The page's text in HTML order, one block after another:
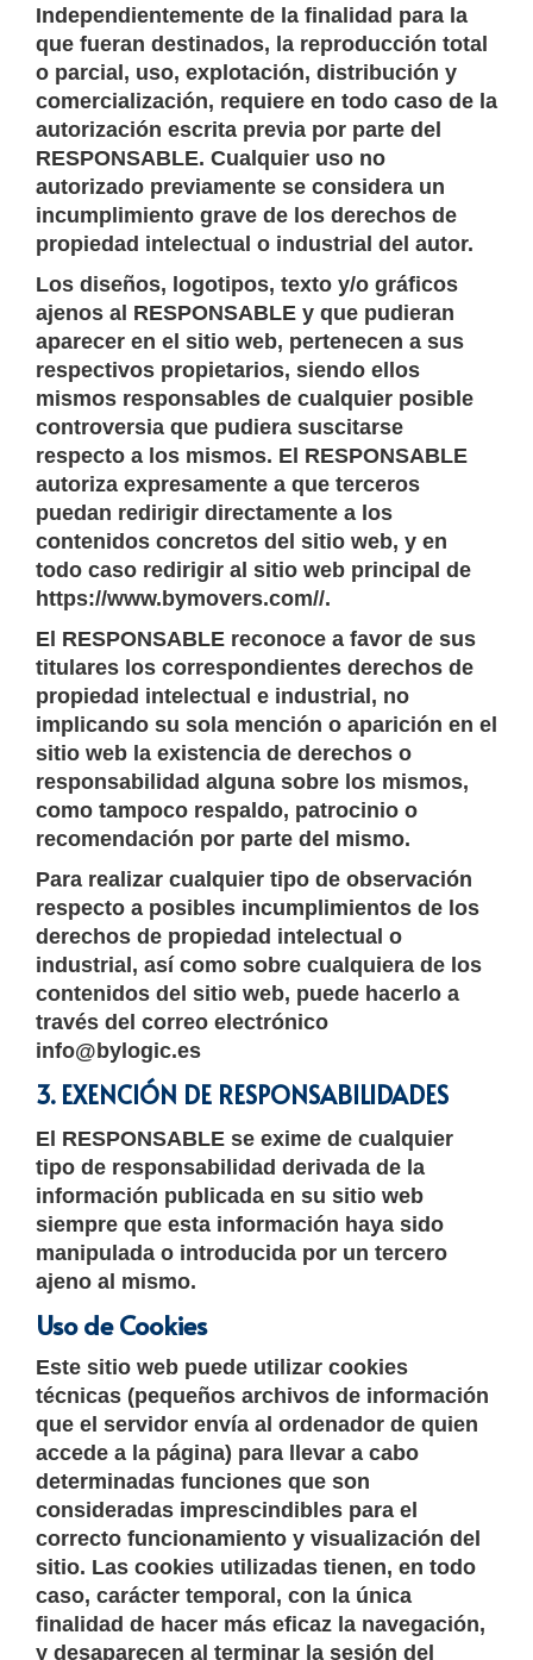
Independientemente de la finalidad para la
que fueran destinados, la reproducción total
o parcial, uso, explotación, distribución y
comercialización, requiere en todo caso de la
autorización escrita previa por parte del
RESPONSABLE. Cualquier uso no
autorizado previamente se considera un
incumplimiento grave de los derechos de
propiedad intelectual o industrial del autor.
Los diseños, logotipos, texto y/o gráficos
ajenos al RESPONSABLE y que pudieran
aparecer en el sitio web, pertenecen a sus
respectivos propietarios, siendo ellos
mismos responsables de cualquier posible
controversia que pudiera suscitarse
respecto a los mismos. El RESPONSABLE
autoriza expresamente a que terceros
puedan redirigir directamente a los
contenidos concretos del sitio web, y en
todo caso redirigir al sitio web principal de
https://www.bymovers.com//.
El RESPONSABLE reconoce a favor de sus
titulares los correspondientes derechos de
propiedad intelectual e industrial, no
implicando su sola mención o aparición en el
sitio web la existencia de derechos o
responsabilidad alguna sobre los mismos,
como tampoco respaldo, patrocinio o
recomendación por parte del mismo.
Para realizar cualquier tipo de observación
respecto a posibles incumplimientos de los
derechos de propiedad intelectual o
industrial, así como sobre cualquiera de los
contenidos del sitio web, puede hacerlo a
través del correo electrónico
info@bylogic.es
3. EXENCIÓN DE RESPONSABILIDADES
El RESPONSABLE se exime de cualquier
tipo de responsabilidad derivada de la
información publicada en su sitio web
siempre que esta información haya sido
manipulada o introducida por un tercero
ajeno al mismo.
Uso de Cookies
Este sitio web puede utilizar cookies
técnicas (pequeños archivos de información
que el servidor envía al ordenador de quien
accede a la página) para llevar a cabo
determinadas funciones que son
consideradas imprescindibles para el
correcto funcionamiento y visualización del
sitio. Las cookies utilizadas tienen, en todo
caso, carácter temporal, con la única
finalidad de hacer más eficaz la navegación,
y desaparecen al terminar la sesión del